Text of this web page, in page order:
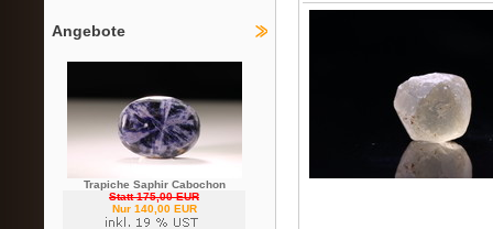
Angebote
Trapiche Saphir Cabochon
Statt 175,00 EUR
Nur 140,00 EUR